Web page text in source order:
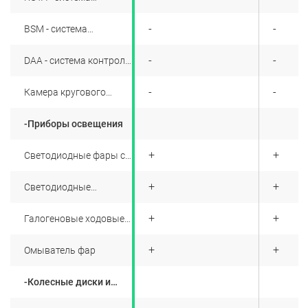
другого автомобиля
BSM - система
DAA - система контроля
Камера кругового
-Приборы освещения
Светодиодные фары с
Светодиодные
Галогеновые ходовые
Омыватель фар
-Колесные диски и
+
+
+
+
+
+
+
-
-
-
+
+
+
+
-
-
-
+
+
+
+